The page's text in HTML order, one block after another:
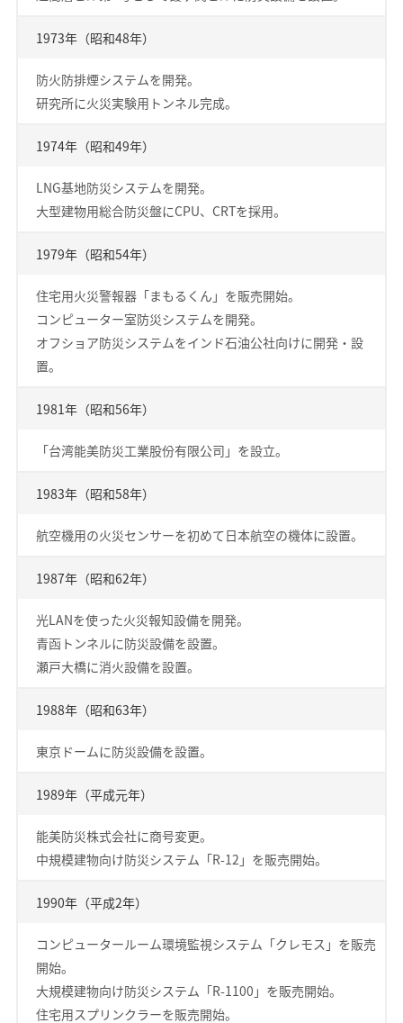
1973年（昭和48年）
防火防排煙システムを開発。
研究所に火災実験用トンネル完成。
1974年（昭和49年）
LNG基地防災システムを開発。
大型建物用総合防災盤にCPU、CRTを採用。
1979年（昭和54年）
住宅用火災警報器「まもるくん」を販売開始。
コンピューター室防災システムを開発。
オフショア防災システムをインド石油公社向けに開発・設
置。
1981年（昭和56年）
「台湾能美防災工業股份有限公司」を設立。
1983年（昭和58年）
航空機用の火災センサーを初めて日本航空の機体に設置。
1987年（昭和62年）
光LANを使った火災報知設備を開発。
青函トンネルに防災設備を設置。
瀬戸大橋に消火設備を設置。
1988年（昭和63年）
東京ドームに防災設備を設置。
1989年（平成元年）
能美防災株式会社に商号変更。
中規模建物向け防災システム「R-12」を販売開始。
1990年（平成2年）
コンピュータールーム環境監視システム「クレモス」を販売
開始。
大規模建物向け防災システム「R-1100」を販売開始。
住宅用スプリンクラーを販売開始。